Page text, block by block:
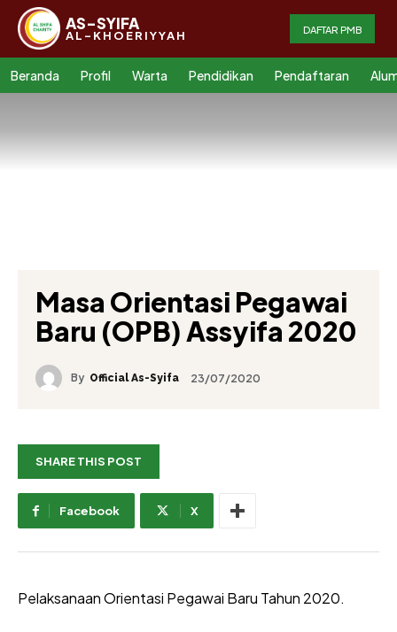
AS-SYIFA
AL-KHOERIYYAH DAFTAR PMB
Beranda Profil Warta Pendidikan Pendaftaran
Masa Orientasi Pegawai
Baru (OPB) Assyifa 2020
By Official As-Syifa 23/07/2020
SHARE THIS POST
Facebook X
Pelaksanaan Orientasi Pegawai Baru Tahun 2020.